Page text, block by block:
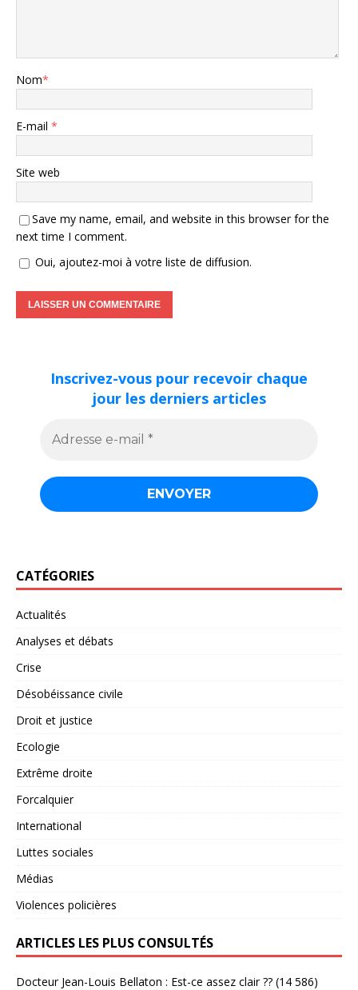
Nom*
E-mail *
Site web
Save my name, email, and website in this browser for the
next time I comment.
Oui, ajoutez-moi à votre liste de diffusion.
Inscrivez-vous pour recevoir chaque
jour les derniers articles
CATÉGORIES
Actualités
Analyses et débats
Crise
Désobéissance civile
Droit et justice
Ecologie
Extrême droite
Forcalquier
International
Luttes sociales
Médias
Violences policières
ARTICLES LES PLUS CONSULTÉS
Docteur Jean-Louis Bellaton : Est-ce assez clair ?? (14 586)